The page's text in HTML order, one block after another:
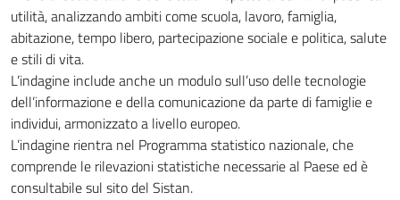
utilità, analizzando ambiti come scuola, lavoro, famiglia,
abitazione, tempo libero, partecipazione sociale e politica, salute
e stili di vita.
L’indagine include anche un modulo sull’uso delle tecnologie
dell’informazione e della comunicazione da parte di famiglie e
individui, armonizzato a livello europeo.
L’indagine rientra nel Programma statistico nazionale, che
comprende le rilevazioni statistiche necessarie al Paese ed è
consultabile sul sito del Sistan.